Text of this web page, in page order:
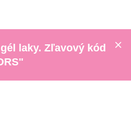
laky. Zľavový kód